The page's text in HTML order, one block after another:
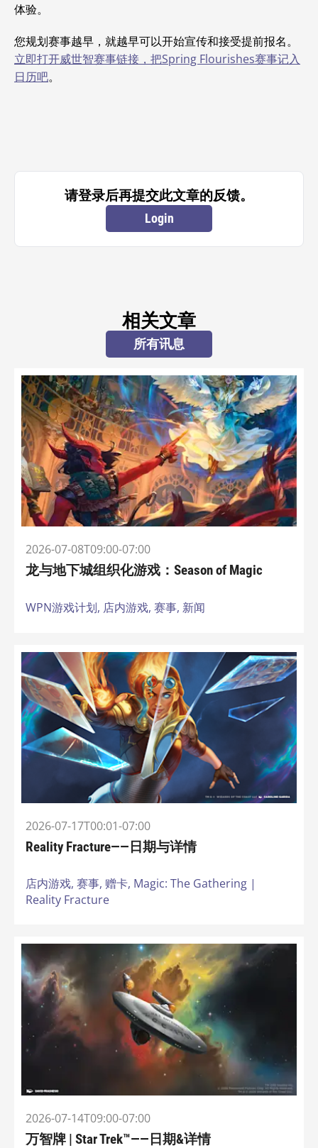
体验。
您规划赛事越早，就越早可以开始宣传和接受提前报名。
立即打开威世智赛事链接，把Spring Flourishes赛事记入
日历吧。
请登录后再提交此文章的反馈。
Login
相关文章
所有讯息
2026-07-08T09:00-07:00
龙与地下城组织化游戏：Season of Magic
WPN游戏计划, 店内游戏, 赛事, 新闻
2026-07-17T00:01-07:00
Reality Fracture——日期与详情
店内游戏, 赛事, 赠卡, Magic: The Gathering |
Reality Fracture
2026-07-14T09:00-07:00
万智牌 | Star Trek™——日期&详情